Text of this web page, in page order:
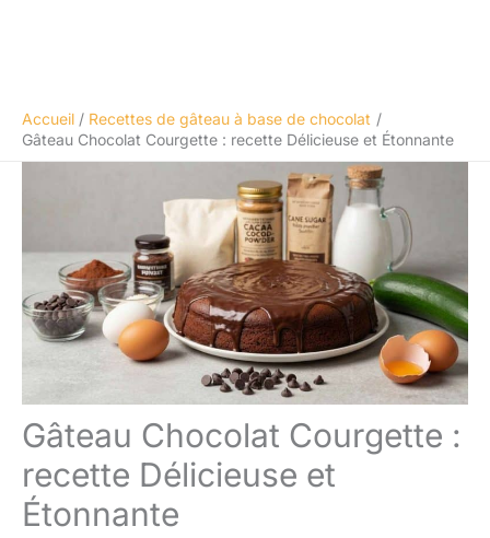
Accueil
Recettes de gâteau à base de chocolat
Gâteau Chocolat Courgette : recette Délicieuse et Étonnante
Gâteau Chocolat Courgette :
recette Délicieuse et
Étonnante